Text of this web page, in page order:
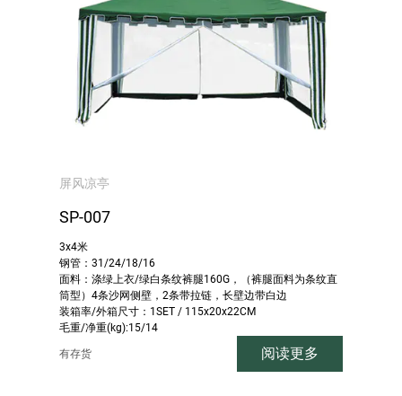
屏风凉亭
SP-007
3x4米
钢管：31/24/18/16
面料：涤绿上衣/绿白条纹裤腿160G，（裤腿面料为条纹直
筒型）4条沙网侧壁，2条带拉链，长壁边带白边
装箱率/外箱尺寸：1SET / 115x20x22CM
毛重/净重(kg):15/14
有存货 阅读更多